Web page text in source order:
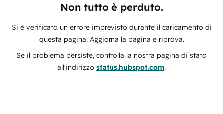
Non tutto è perduto.
Si è verificato un errore imprevisto durante il caricamento di
questa pagina. Aggiorna la pagina e riprova.
Se il problema persiste, controlla la nostra pagina di stato
all'indirizzo status.hubspot.com.